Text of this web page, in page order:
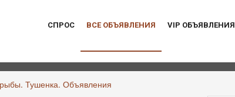
СПРОС ВСЕ ОБЪЯВЛЕНИЯ VIP ОБЪЯВЛЕНИЯ
Тушенка. Объявления